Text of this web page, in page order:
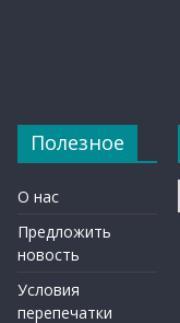
Полезное
О нас
Предложить
новость
Условия
перепечатки